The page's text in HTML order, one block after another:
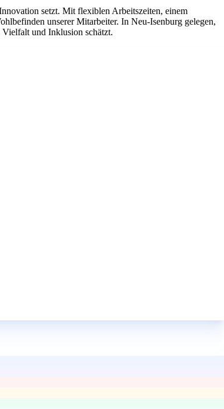
setzt. Mit flexiblen Arbeitszeiten, einem
unserer Mitarbeiter. In Neu-Isenburg gelegen,
und Inklusion schätzt.